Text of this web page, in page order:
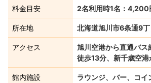
料金目安 2名利用時1名：4,200
所在地 北海道旭川市6条通9
アクセス
旭川空港から直通バ
徒歩13分、新千歳空
館内施設
ラウンジ、バー、コイ